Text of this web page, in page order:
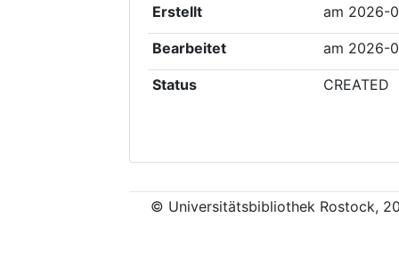
Erstellt
am 2026-
Bearbeitet am 2026-
Status CREATED
© Universitätsbibliothek Rostock,